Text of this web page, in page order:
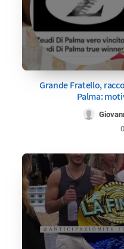
Grande Fratello,
Palma: